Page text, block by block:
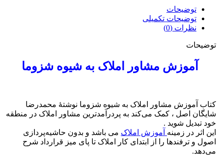
توضیحات
توضیحات تکمیلی
نظرات (0)
توضیحات
آموزش مشاور املاک به شیوه شزوما
کتاب آموزش مشاور املاک به شیوه شزوما نوشتۀ محمدرضا
شایگان اصل ، کمک می‌کند به پردرآمدترین مشاور املاک در منطقه
خود تبدیل شوید .
این اثر در زمینه آموزش املاک می باشد و بدون حاشیه‌پردازی
اصول و ترفندها را از ابتدای کار املاک تا پای میز قرارداد شرح
می‌دهد.